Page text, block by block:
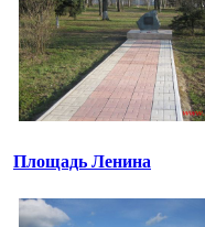
Площадь Ленина